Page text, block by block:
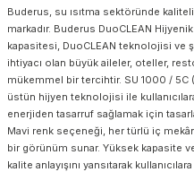
Buderus, su ısıtma sektöründe
markadır. Buderus DuoCLEAN
kapasitesi, DuoCLEAN teknolojisi ve
ihtiyacı olan büyük aileler, oteller,
mükemmel bir tercihtir. SU 1000 /
üstün hijyen teknolojisi ile
enerjiden tasarruf sağlamak için
Mavi renk seçeneği, her türlü iç
bir görünüm sunar. Yüksek kapasite
kalite anlayışını yansıtarak